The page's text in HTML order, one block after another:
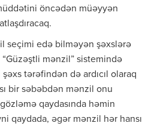
öncədən müəyyən
seçimi edə bilməyən şəxslərə
“Güzəştli mənzil” sistemində
tərəfindən də ardıcıl olaraq
bir səbəbdən mənzil onu
qaydasında həmin
qaydada, əgər mənzil hər hansı